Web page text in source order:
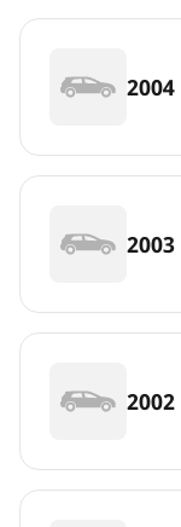
2004
2003
2002